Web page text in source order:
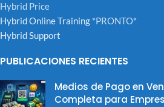
Hybrid Price
Hybrid Online Training *PRONTO*
Hybrid Support
PUBLICACIONES RECIENTES
Medios de Pago en
Completa para